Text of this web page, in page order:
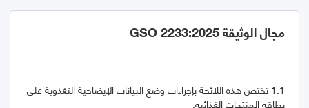
مجال الوثيقة GSO 2233:2025
1.1 تختص هذه اللائحة بإجراءات وضع البيانات الإيضاحية التغذوية على